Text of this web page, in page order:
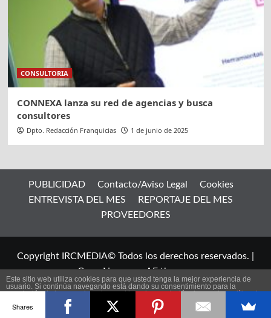
CONSULTORIA
CONNEXA lanza su red de agencias y busca
consultores
Dpto. Redacción Franquicias 1 de junio de 2025
PUBLICIDAD Contacto/Aviso Legal
Cookies
ENTREVISTA DEL MES
REPORTAJE DEL MES
PROVEEDORES
Copyright IRCMEDIA© Todos los derechos reservados.
CoverNewspor AF themes.
Este sitio web utiliza cookies para que usted tenga la mejor experiencia de
usuario. Si continúa navegando está dando su consentimiento para la
aceptación de las mencionadas cookies y la aceptación de nuestrapolítica de
, pinche el enlace para mayor información.
plugin cookies
Shares